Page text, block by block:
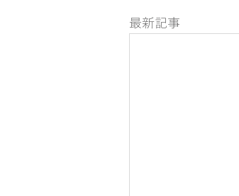
最新記事